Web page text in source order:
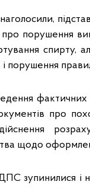
наголосили,
порушення
спирту,
і порушення
фактичних
про
щодо
зупинилися і